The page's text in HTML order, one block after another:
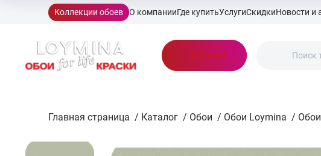
Коллекции обоев О компанииГде купитьУслугиСкидкиНовости и
Каталог
Главная страница / Каталог / Обои / Обои Loymina /